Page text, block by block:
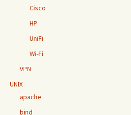
Cisco
HP
UniFi
Wi-Fi
VPN
UNIX
apache
bind